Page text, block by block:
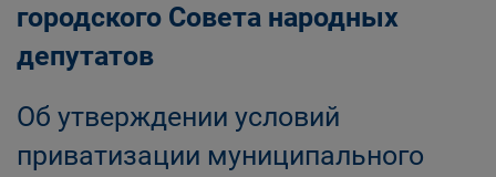
городского Совета народных
депутатов
Об утверждении условий
приватизации муниципального